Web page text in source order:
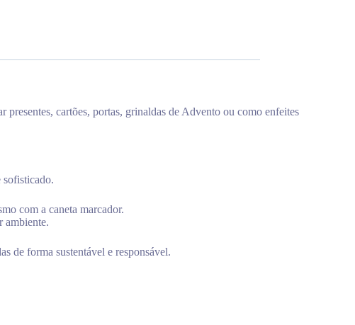
presentes, cartões, portas, grinaldas de Advento ou como enfeites
sofisticado.
com a caneta marcador.
ambiente.
de forma sustentável e responsável.